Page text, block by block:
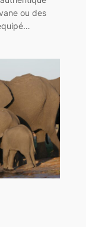
ou des